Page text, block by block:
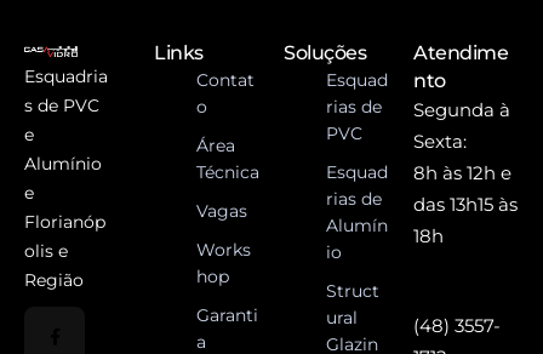
Esquadria
s de PVC
e
Alumínio
e
Florianóp
olis e
Região
Links
Contat
o
Área
Técnica
Vagas
Works
hop
Garanti
a
Soluções
Esquad
rias de
PVC
Esquad
rias de
Alumín
io
Struct
ural
Glazin
Atendime
nto
Segunda à
Sexta:
8h às 12h e
das 13h15 às
18h
(48) 3557-